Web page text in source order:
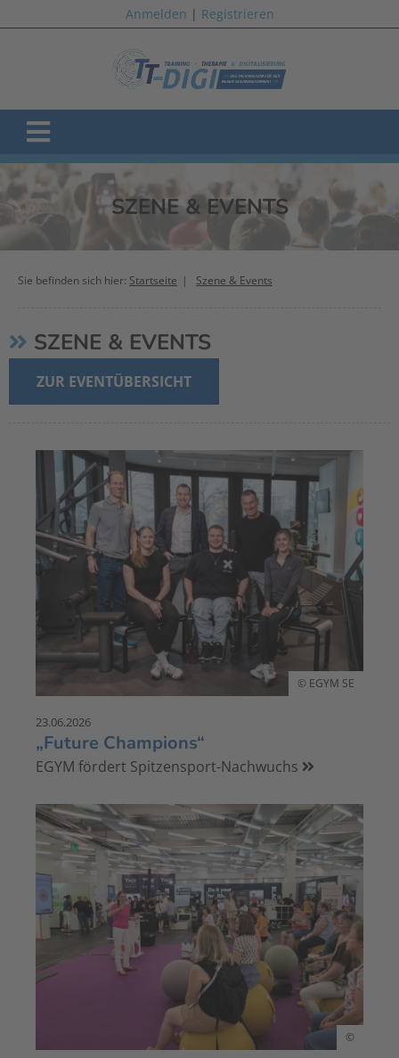
Anmelden | Registrieren
SZENE & EVENTS
Sie befinden sich hier: Startseite Szene & Events
SZENE & EVENTS
ZUR EVENTÜBERSICHT
© EGYM SE
23.06.2026
„Future Champions“
EGYM fördert Spitzensport-Nachwuchs
©